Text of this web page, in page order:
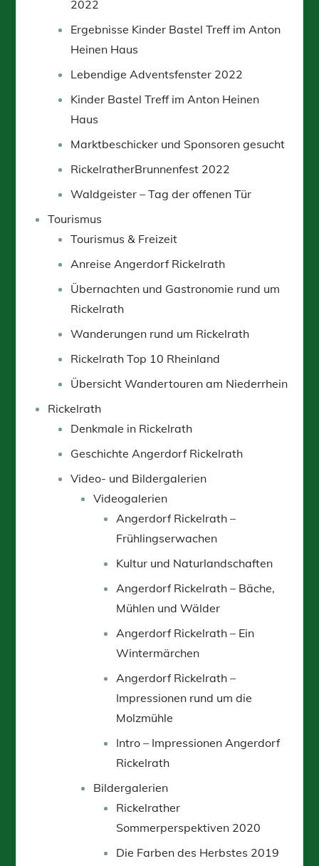
2022
Ergebnisse Kinder Bastel Treff im Anton
Heinen Haus
Lebendige Adventsfenster 2022
Kinder Bastel Treff im Anton Heinen
Haus
Marktbeschicker und Sponsoren gesucht
RickelratherBrunnenfest 2022
Waldgeister – Tag der offenen Tür
Tourismus
Tourismus & Freizeit
Anreise Angerdorf Rickelrath
Übernachten und Gastronomie rund um
Rickelrath
Wanderungen rund um Rickelrath
Rickelrath Top 10 Rheinland
Übersicht Wandertouren am Niederrhein
Rickelrath
Denkmale in Rickelrath
Geschichte Angerdorf Rickelrath
Video- und Bildergalerien
Videogalerien
Angerdorf Rickelrath –
Frühlingserwachen
Kultur und Naturlandschaften
Angerdorf Rickelrath – Bäche,
Mühlen und Wälder
Angerdorf Rickelrath – Ein
Wintermärchen
Angerdorf Rickelrath –
Impressionen rund um die
Molzmühle
Intro – Impressionen Angerdorf
Rickelrath
Bildergalerien
Rickelrather
Sommerperspektiven 2020
Die Farben des Herbstes 2019